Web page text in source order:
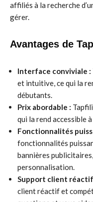
affiliés à la recherche
gérer.
Avantages de
Interface conviviale :
et intuitive, ce qui la
débutants.
Prix abordable :
qui la rend accessible
Fonctionnalités
fonctionnalités
bannières
personnalisation.
Support client
client réactif et